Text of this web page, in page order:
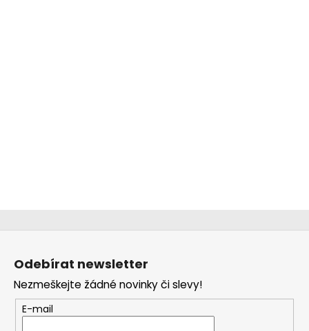
Z
Odebírat newsletter
Nezmeškejte žádné novinky či slevy!
E-mail